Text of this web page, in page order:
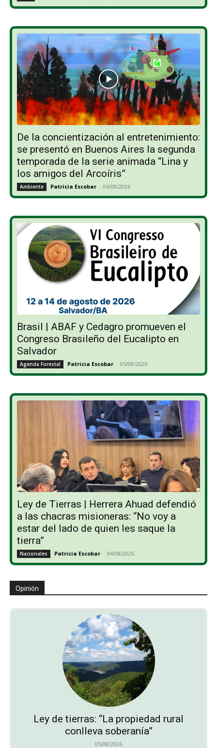
De la concientización al entretenimiento:
se presentó en Buenos Aires la segunda
temporada de la serie animada “Lina y
los amigos del Arcoíris”
Ambiente Patricia Escobar - 06/08/2026
Brasil | ABAF y Cedagro promueven el
Congreso Brasileño del Eucalipto en
Salvador
Agenda Forestal Patricia Escobar - 05/08/2026
Ley de Tierras | Herrera Ahuad defendió
a las chacras misioneras: “No voy a
estar del lado de quien les saque la
tierra”
Nacionales Patricia Escobar - 04/08/2026
Opinión
Ley de tierras: “La propiedad rural
conlleva soberanía”
05/08/2026